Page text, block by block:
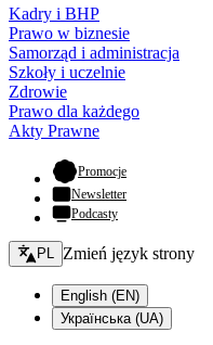
Kadry i BHP
Prawo w biznesie
Samorząd i administracja
Szkoły i uczelnie
Zdrowie
Prawo dla każdego
Akty Prawne
Promocje- otwiera się w
Newsletter
Podcasty
Zmień język - bieżący:
PL Zmień język strony
English (EN)
Українська (UA)